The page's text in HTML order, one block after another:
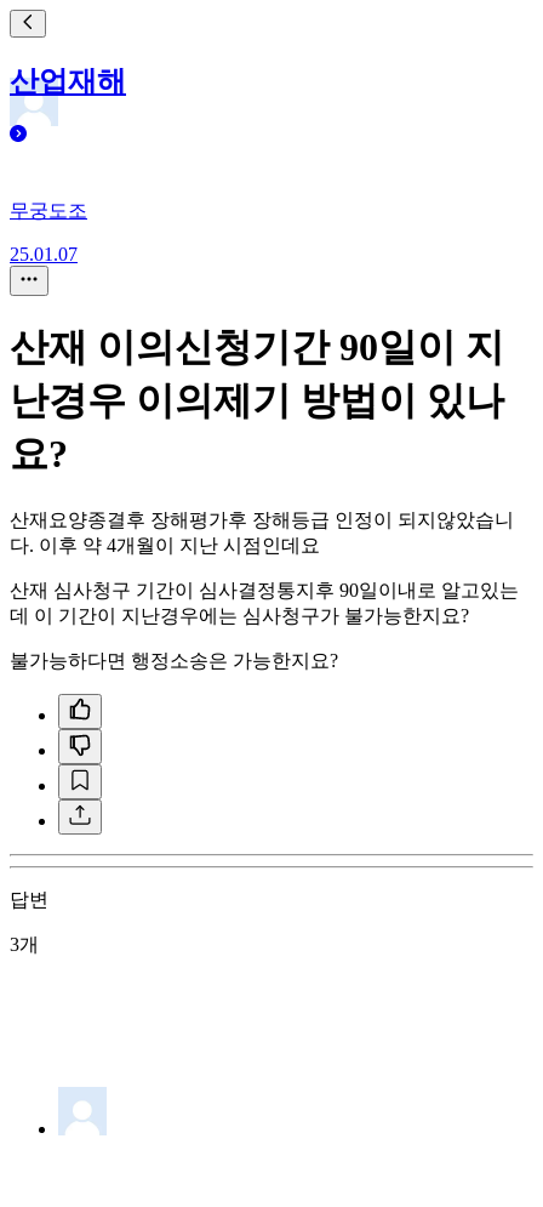
산업재해
무궁도조
25.01.07
산재 이의신청기간 90일이 지
난경우 이의제기 방법이 있나
요?
산재요양종결후 장해평가후 장해등급 인정이 되지않았습니
다. 이후 약 4개월이 지난 시점인데요
산재 심사청구 기간이 심사결정통지후 90일이내로 알고있는
데 이 기간이 지난경우에는 심사청구가 불가능한지요?
불가능하다면 행정소송은 가능한지요?
답변
3개